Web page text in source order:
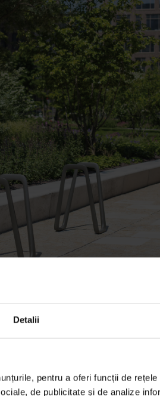
Detalii
pentru a oferi funcții de
de publicitate și de analize
morfologia unei elipse